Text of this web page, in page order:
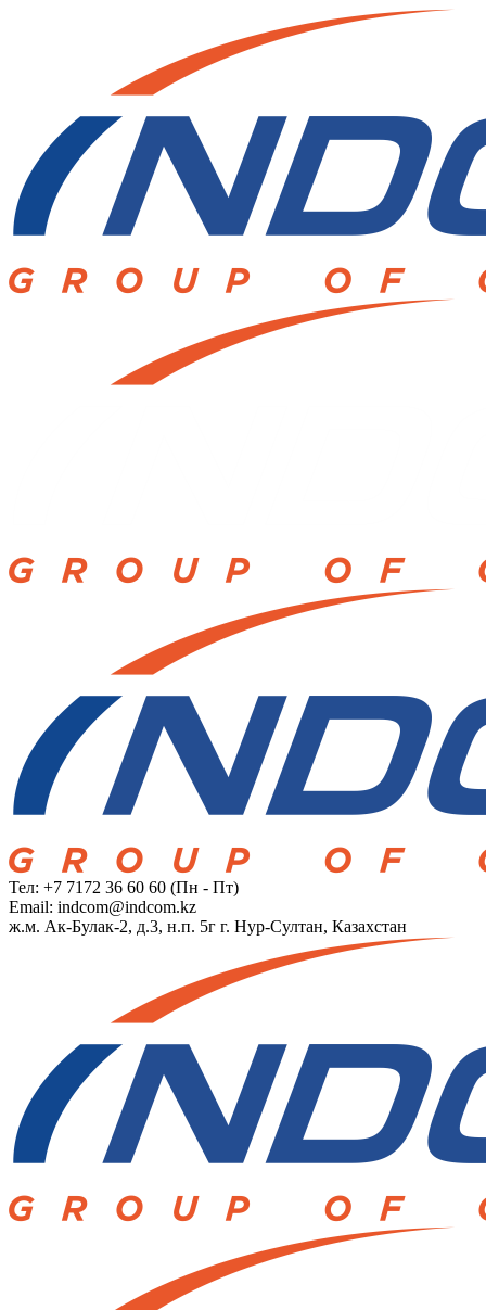
Тел: +7 7172 36 60 60 (Пн - Пт)
Email: indcom@indcom.kz
ж.м. Ак-Булак-2, д.3, н.п. 5г г. Нур-Султан, Казахстан